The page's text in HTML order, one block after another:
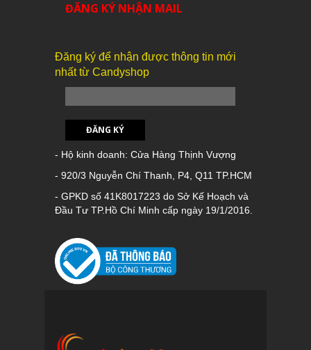
ĐĂNG KÝ NHẬN MAIL
Đăng ký để nhận được thông tin mới
nhất từ Candyshop
ĐĂNG KÝ
- Hộ kinh doanh: Cửa Hàng Thịnh Vượng
- 920/3 Nguyễn Chí Thanh, P4, Q11 TP.HCM
- GPKD số 41K8017223 do Sở Kế Hoạch và
Đầu Tư TP.Hồ Chí Minh cấp ngày 19/1/2016.